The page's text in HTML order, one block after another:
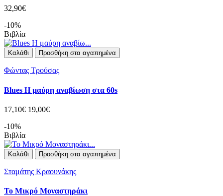
32,90€
-10%
Βιβλία
Καλάθι Προσθήκη στα αγαπημένα
Φώντας Τρούσας
Blues Η μαύρη αναβίωση στα 60s
17,10€ 19,00€
-10%
Βιβλία
Καλάθι Προσθήκη στα αγαπημένα
Σταμάτης Κραουνάκης
Το Μικρό Μοναστηράκι